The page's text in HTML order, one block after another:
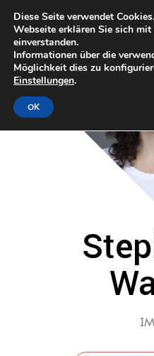
Diese Seite verwendet
Webseite erklären Sie sich
einverstanden.
Informationen über die
Möglichkeit dies zu
Einstellungen.
OK